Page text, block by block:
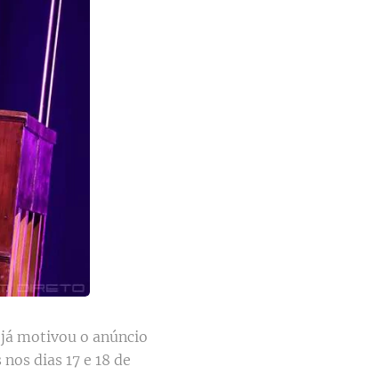
motivou o anúncio
dias 17 e 18 de